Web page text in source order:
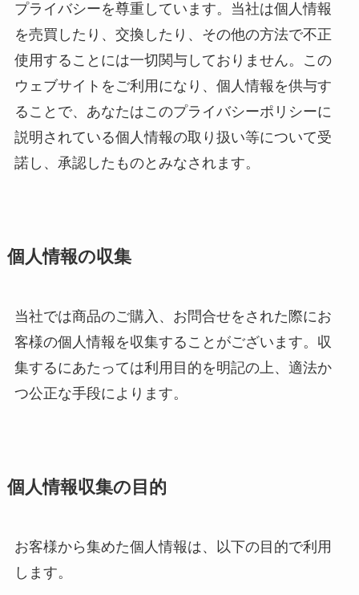
プライバシーを尊重しています。当社は個人情報
を売買したり、交換したり、その他の方法で不正
使用することには一切関与しておりません。この
ウェブサイトをご利用になり、個人情報を供与す
ることで、あなたはこのプライバシーポリシーに
説明されている個人情報の取り扱い等について受
諾し、承認したものとみなされます。
個人情報の収集
当社では商品のご購入、お問合せをされた際にお
客様の個人情報を収集することがございます。収
集するにあたっては利用目的を明記の上、適法か
つ公正な手段によります。
個人情報収集の目的
お客様から集めた個人情報は、以下の目的で利用
します。